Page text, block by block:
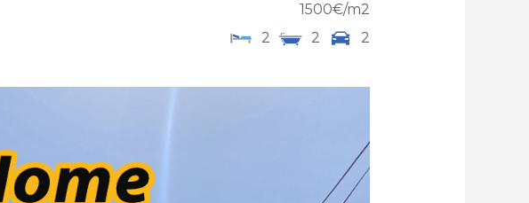
1500€/m2
2
2 2